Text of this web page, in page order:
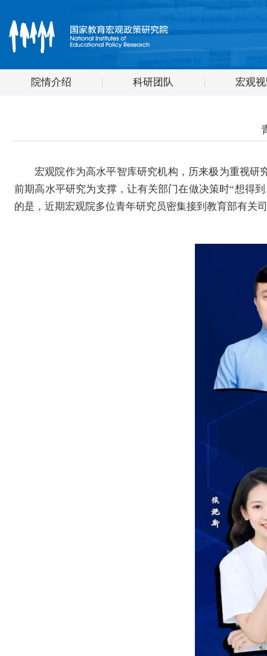
院情介绍 科研团队 宏观
宏观院作为高水平智库研究机构，历来极为重视
前期高水平研究为支撑，让有关部门在做决策时“想得
的是，近期宏观院多位青年研究员密集接到教育部有关